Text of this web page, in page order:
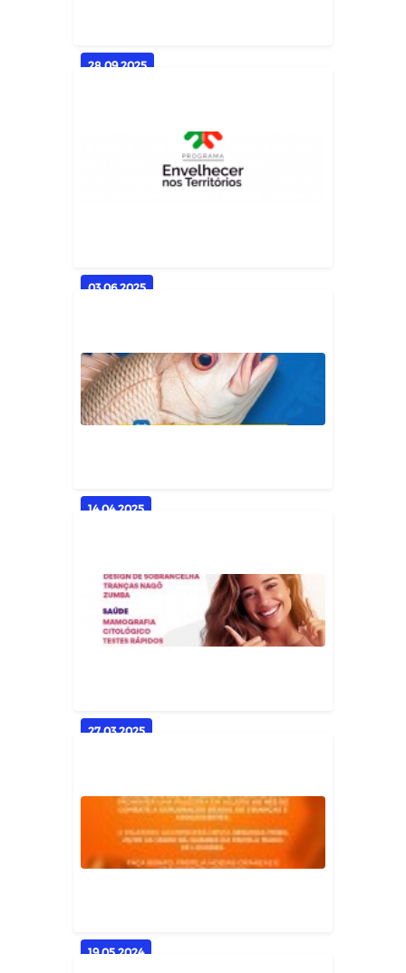
28.09.2025
Casserengue participa do 1º Ciclo
de Formação do Selo Unicef
03.06.2025
Programa Envelhecer nos
Territórios: valorizando a escuta,
o...
14.04.2025
Prefeitura de Casserengue realiza
entrega do peixe da Semana...
27.03.2025
O Mês da Mulher Ainda Não
Acabou! Vamos Celebrar Juntas!
19.05.2024